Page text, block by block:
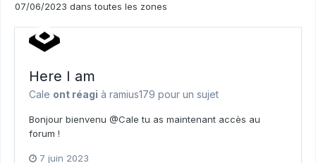
07/06/2023 dans toutes les zones
Here I am
Cale ont réagi à ramius179 pour un sujet
Bonjour bienvenu @Cale tu as maintenant accès au
forum !
7 juin 2023